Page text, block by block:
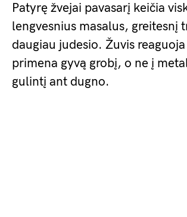
Patyrę žvejai pavasarį keičia
lengvesnius masalus, greitesnį
daugiau judesio. Žuvis
primena gyvą grobį, o ne į
gulintį ant dugno.